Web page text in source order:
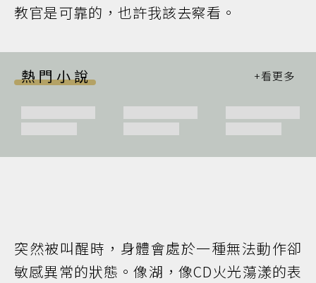
教官是可靠的，也許我該去察看。
熱門小說
突然被叫醒時，身體會處於一種無法動作卻
敏感異常的狀態。像湖，像CD火光蕩漾的表